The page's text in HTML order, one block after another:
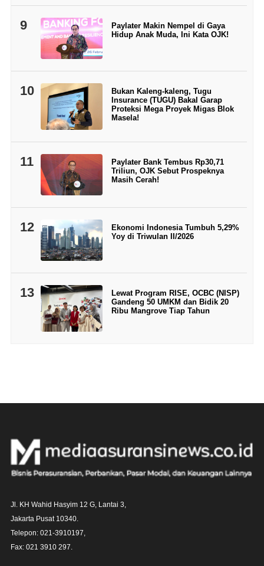
9
Paylater Makin Nempel di Gaya
Hidup Anak Muda, Ini Kata OJK!
10
Bukan Kaleng-kaleng, Tugu
Insurance (TUGU) Bakal Garap
Proteksi Mega Proyek Migas Blok
Masela!
11
Paylater Bank Tembus Rp30,71
Triliun, OJK Sebut Prospeknya
Masih Cerah!
12
Ekonomi Indonesia Tumbuh 5,29%
Yoy di Triwulan II/2026
13
Lewat Program RISE, OCBC (NISP)
Gandeng 50 UMKM dan Bidik 20
Ribu Mangrove Tiap Tahun
Jl. KH Wahid Hasyim 12 G, Lantai 3,
Jakarta Pusat 10340.
Telepon: 021-3910197,
Fax: 021 3910 297.